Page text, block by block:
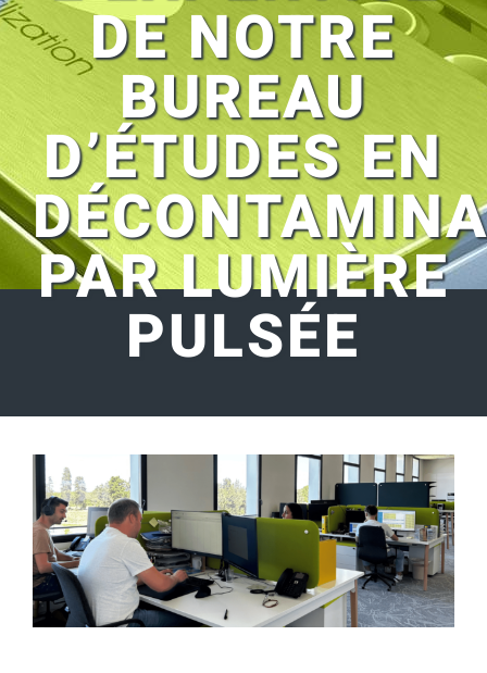
DE NOTRE
BUREAU
D’ÉTUDES EN
PAR LUMIÈRE
PULSÉE
Voir
l'image
agrandie